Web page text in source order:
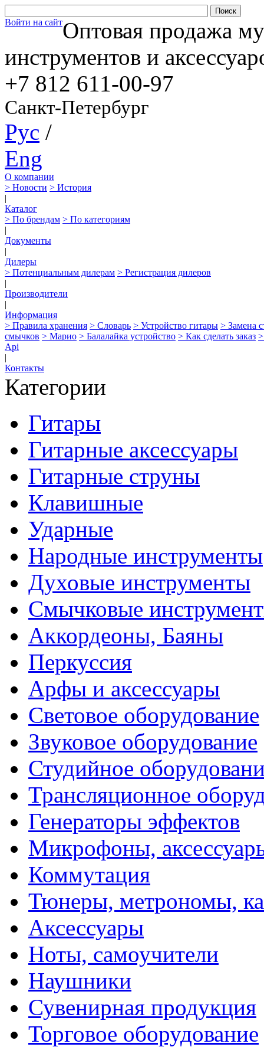
Войти на сайтОптовая продажа
инструментов и
+7 812 611-00-97
Санкт-Петербург
Рус /
Eng
О компании
> Новости > История
|
Каталог
> По брендам > По категориям
|
Документы
|
Дилеры
> Потенциальным дилерам > Регистрация дилеров
|
Производители
|
Информация
> Правила хранения > Словарь > Устройство гитары > Замена
смычков > Марио > Балалайка устройство > Как сделать заказ
Api
|
Контакты
Категории
Гитары
Гитарные аксессуары
Гитарные струны
Клавишные
Ударные
Народные инструменты
Духовые инструменты
Смычковые
Аккордеоны, Баяны
Перкуссия
Арфы и аксессуары
Световое оборудование
Звуковое оборудование
Студийное
Трансляционное
Генераторы эффектов
Микрофоны,
Коммутация
Тюнеры, метрономы,
Аксессуары
Ноты, самоучители
Наушники
Сувенирная продукция
Торговое оборудование